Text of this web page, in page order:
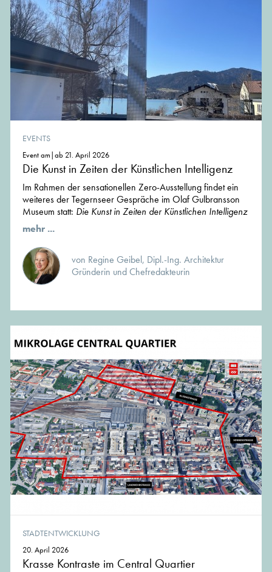
EVENTS
Event am|ab 21. April 2026
Die Kunst in Zeiten der Künstlichen Intelligenz
Im Rahmen der sensationellen Zero-Ausstellung findet ein
weiteres der Tegernseer Gespräche im Olaf Gulbransson
Museum statt: Die Kunst in Zeiten der Künstlichen Intelligenz
mehr ...
von Regine Geibel, Dipl.-Ing. Architektur
Gründerin und Chefredakteurin
STADTENTWICKLUNG
20. April 2026
Krasse Kontraste im Central Quartier